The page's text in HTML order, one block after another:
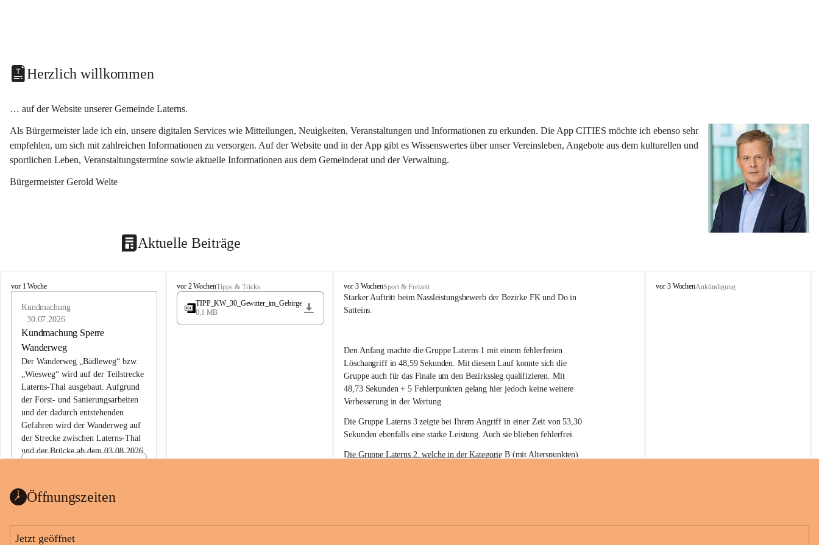
Herzlich willkommen
… auf der Website unserer Gemeinde Laterns.
Als Bürgermeister lade ich ein, unsere digitalen Services wie Mitteilungen, Neuigkeiten, Veranstaltungen und Informationen zu erkunden. Die App CITIES möchte ich ebenso sehr
empfehlen, um sich mit zahlreichen Informationen zu versorgen. Auf der Website und in der App gibt es Wissenswertes über unser Vereinsleben, Angebote aus dem kulturellen und
sportlichen Leben, Veranstaltungstermine sowie aktuelle Informationen aus dem Gemeinderat und der Verwaltung.
Bürgermeister Gerold Welte
Aktuelle Beiträge
L
vor 1 Woche
Kundmachung
30.07.2026
Kundmachung Sperre
Wanderweg
Der Wanderweg „Bädleweg“ bzw.
„Wiesweg“ wird auf der Teilstrecke
Laterns-Thal ausgebaut. Aufgrund
der Forst- und Sanierungsarbeiten
und der dadurch entstehenden
Gefahren wird der Wanderweg auf
der Strecke zwischen Laterns-Thal
und der Brücke ab dem 03.08.2026
ht
1 Seite•0,1 MB
L
a
e
vor 2 WochenTipps & Tricks
TIPP_KW_30_Gewitter_im_Gebirge
0,1 MB
F
r
e
l
l
i
g
e
F
e
u
e
r
w
t
vor 3 WochenSport & Freizeit
Starker Auftritt beim Nassleistungsbewerb der Bezirke FK und Do in
Satteins.
Den Anfang machte die Gruppe Laterns 1 mit einem fehlerfreien
Löschangriff in 48,59 Sekunden. Mit diesem Lauf konnte sich die
Gruppe auch für das Finale um den Bezirkssieg qualifizieren. Mit
48,73 Sekunden + 5 Fehlerpunkten gelang hier jedoch keine weitere
Verbesserung in der Wertung.
Die Gruppe Laterns 3 zeigte bei Ihrem Angriff in einer Zeit von 53,30
Sekunden ebenfalls eine starke Leistung. Auch sie blieben fehlerfrei.
Die Gruppe Laterns 2, welche in der Kategorie B (mit Alterspunkten)
L
vor 3 WochenAnkündigung
Öffnungszeiten
Jetzt geöffnet